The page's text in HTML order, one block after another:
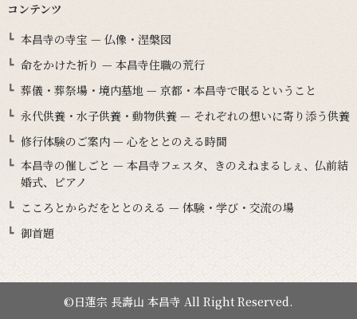
コンテンツ
本昌寺の寺宝 — 仏像・涅槃図
命をかけた祈り — 本昌寺住職の荒行
葬儀・葬祭場・境内墓地 — 京都・本昌寺で眠るということ
永代供養・水子供養・動物供養 — それぞれの想いに寄り添う供養
修行体験のご案内 — 心をととのえる時間
本昌寺の催しごと — 本昌寺フェスタ、きのえねまるしぇ、仏前結
婚式、ピアノ
こころとからだをととのえる — 体験・学び・交流の場
御首題
©日蓮宗 長壽山 本昌寺 All Right Reserved.